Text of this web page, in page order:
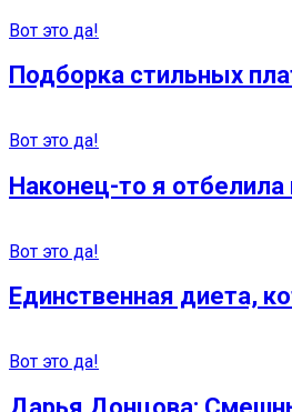
Вот это да!
Подборка стильных
Вот это да!
Наконец-то я
Вот это да!
Единственная диета,
Вот это да!